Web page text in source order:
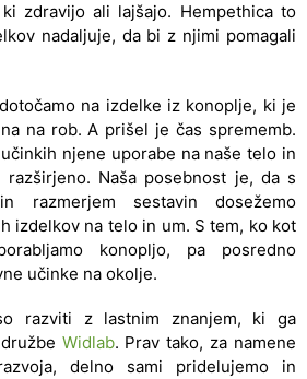
zdravijo ali lajšajo. Hempethica to
nadaljuje, da bi z njimi pomagali
na izdelke iz konoplje, ki je
na rob. A prišel je čas sprememb.
njene uporabe na naše telo in
Naša posebnost je, da s
razmerjem sestavin dosežemo
izdelkov na telo in um. S tem, ko kot
konopljo, pa posredno
učinke na okolje.
razviti z lastnim znanjem, ki ga
Widlab. Prav tako, za namene
delno sami pridelujemo in